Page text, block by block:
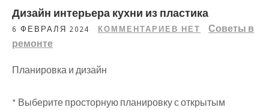
Дизайн интерьера кухни из пластика
6 ФЕВРАЛЯ 2024 КОММЕНТАРИЕВ НЕТ
Советы в
ремонте
Планировка и дизайн
* Выберите просторную планировку с открытым